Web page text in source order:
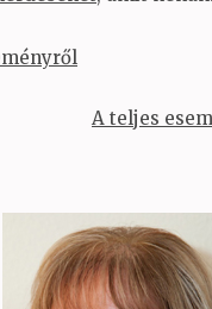
A teljes